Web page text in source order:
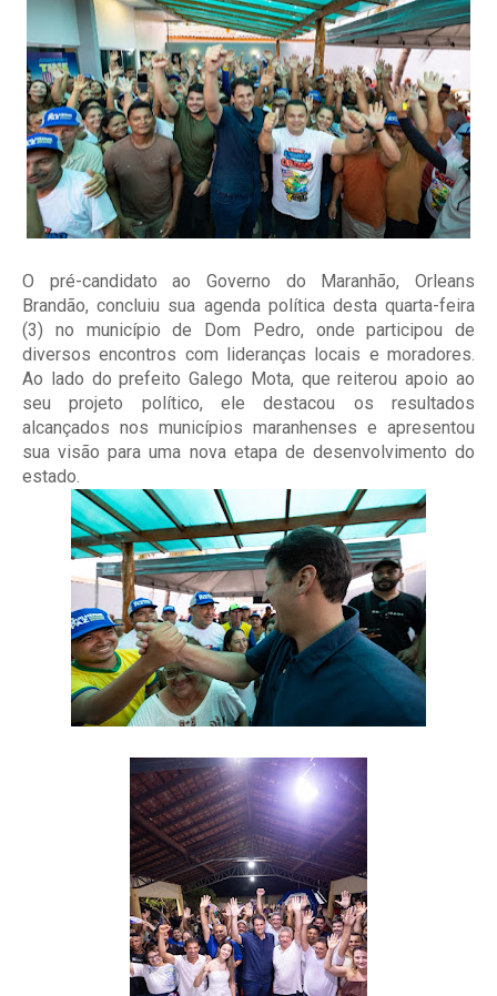
O pré-candidato ao Governo do Maranhão, Orleans
Brandão, concluiu sua agenda política desta quarta-feira
(3) no município de Dom Pedro, onde participou de
diversos encontros com lideranças locais e moradores.
Ao lado do prefeito Galego Mota, que reiterou apoio ao
seu projeto político, ele destacou os resultados
alcançados nos municípios maranhenses e apresentou
sua visão para uma nova etapa de desenvolvimento do
estado.